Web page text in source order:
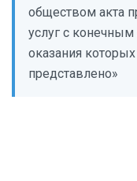
обществом акта
услуг с конечным
оказания
представлено»